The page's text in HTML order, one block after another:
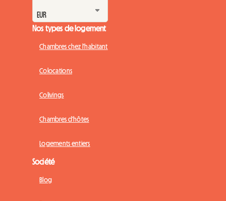
Nos types de logement
Chambres chez l'habitant
Colocations
Colivings
Chambres d'hôtes
Logements entiers
Société
Blog